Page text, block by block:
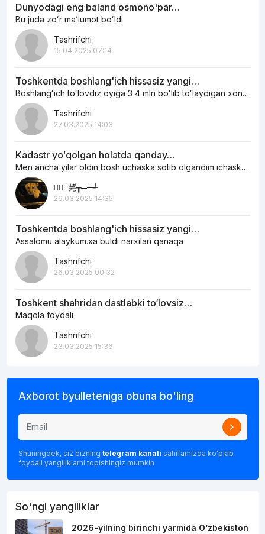
Dunyodagi eng baland osmono'par…
Bu juda zoʻr maʼlumot boʻldi
Tashrifchi
15.04.2025 07:14
Toshkentda boshlang'ich hissasiz yangi…
Boshlangʻich toʻlovdiz oyiga 3 4 mln boʻlib toʻlaydigan xonadonlar bormi
Tashrifchi
27.03.2025 14:03
Kadastr yoʻqolgan holatda qanday…
Men ancha yilar oldin bosh uchaska sotib olgandim ichaskani egasi otoxon edi…
︻┳ั芫ี┳═─┵
26.03.2025 14:35
Toshkentda boshlang'ich hissasiz yangi…
Assalomu alaykum.xa buldi narxilari qanaqa
Tashrifchi
26.03.2025 00:32
Toshkent shahridan dastlabki to‘lovsiz…
Maqola foydali
Tashrifchi
23.03.2025 15:36
Axborot byulleteniga obuna bo'ling
Shuningdek, siz bizning telegram kanali sahifamizda ko'plab
foydali yangiliklarni topishingiz mumkin
So'ngi yangiliklar
2026-yilning birinchi yarmida O‘zbekiston